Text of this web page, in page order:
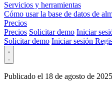
Servicios y herramientas
Cómo usar la base de datos de
Precios
Precios Solicitar demo Iniciar
Solicitar demo Iniciar sesión
Publicado el 18 de agosto de 2025